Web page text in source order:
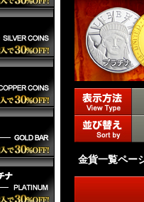
金貨一覧ペー